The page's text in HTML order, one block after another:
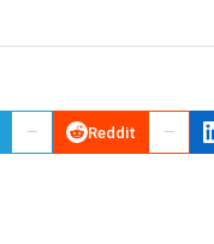
Reddit